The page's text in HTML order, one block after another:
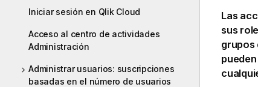
Iniciar sesión en Qlik Cloud
Acceso al centro de actividades
Administración
Administrar usuarios: suscripciones
basadas en el número de usuarios
Las
sus
grupos